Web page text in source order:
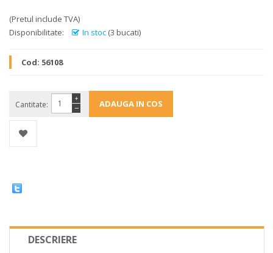
(Pretul include TVA)
Disponibilitate:
In stoc (3 bucati)
Cod: 56108
Cantitate: −
+
DESCRIERE